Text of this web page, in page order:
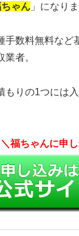
ゃん 」になりま
手数料無料など
業者。
もりの1つには
＼福ちゃんに申